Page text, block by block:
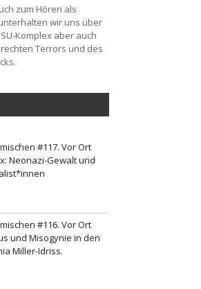
zum Hören als
wir uns über
Komplex aber auch
Terrors und des
#117. Vor Ort
Neonazi-Gewalt und
#116. Vor Ort
und Misogynie in den
Miller-Idriss.